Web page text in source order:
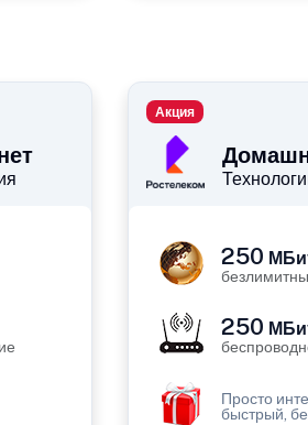
Акция
250
250
Просто
быстрый,